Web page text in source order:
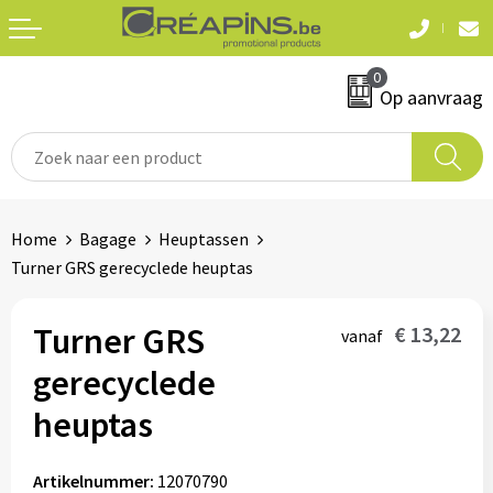
0
Op aanvraag
T-shirts
Sweaters en hoodies
Jassen
Hemden
Automerken
Eten & drinken
Snoepgoed
Waterflesjes
Home Bagage
Heuptassen
Turner GRS gerecyclede heuptas
Turner GRS
gerecyclede
heuptas
vanaf € 13,22
Artikelnummer: 12070790